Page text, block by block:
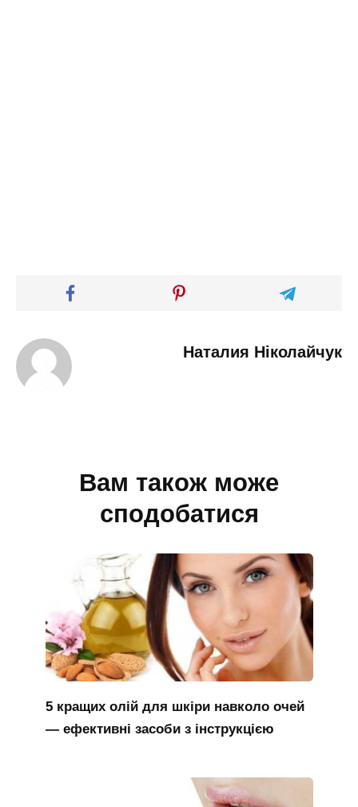
Наталия Ніколайчук
Вам також може
сподобатися
5 кращих олій для шкіри навколо очей
— ефективні засоби з інструкцією